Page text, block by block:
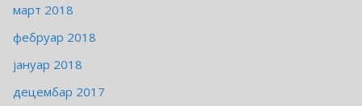
март 2018
фебруар 2018
јануар 2018
децембар 2017